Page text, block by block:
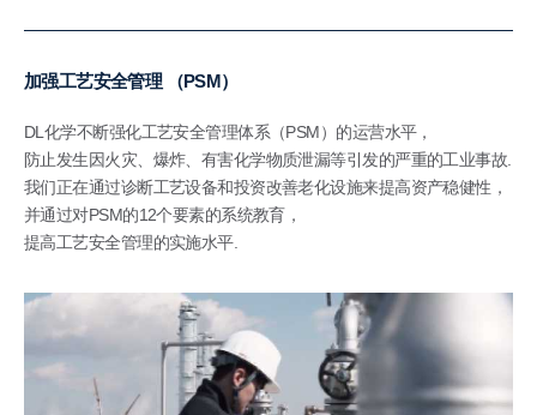
加强工艺安全管理 （PSM）
DL化学不断强化工艺安全管理体系（PSM）的运营水平，
防止发生因火灾、爆炸、有害化学物质泄漏等引发的严重的工业事故.
我们正在通过诊断工艺设备和投资改善老化设施来提高资产稳健性，
并通过对PSM的12个要素的系统教育，
提高工艺安全管理的实施水平.